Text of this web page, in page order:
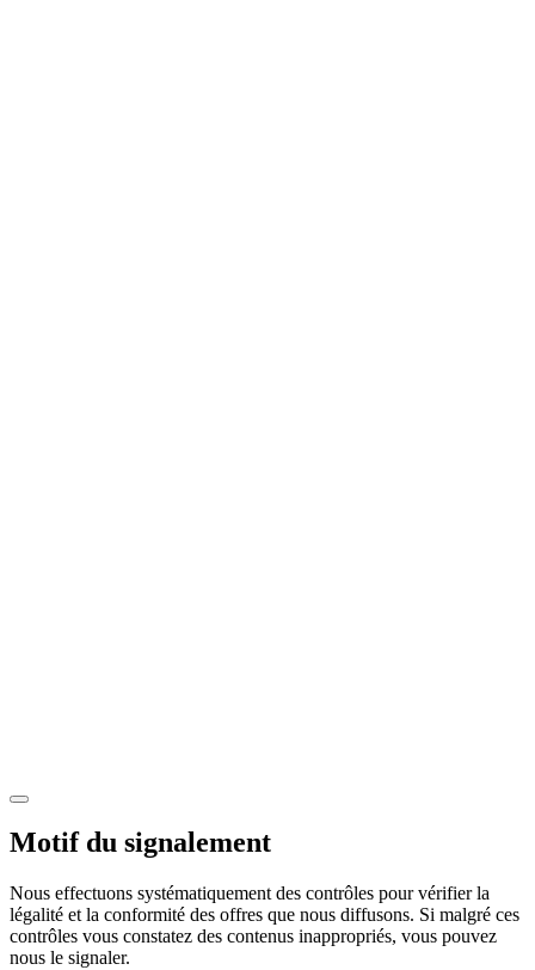
Motif du signalement
Nous effectuons systématiquement des contrôles pour vérifier la
légalité et la conformité des offres que nous diffusons. Si malgré ces
contrôles vous constatez des contenus inappropriés, vous pouvez
nous le signaler.